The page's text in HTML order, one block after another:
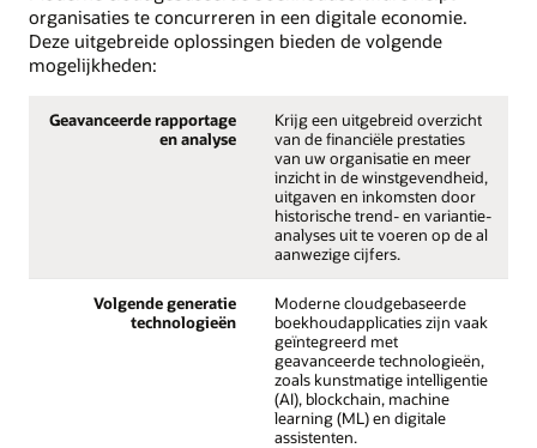
organisaties te concurreren in een digitale economie.
Deze uitgebreide oplossingen bieden de volgende
mogelijkheden:
Geavanceerde rapportage
en analyse
Krijg een uitgebreid overzicht
van de financiële prestaties
van uw organisatie en meer
inzicht in de winstgevendheid,
uitgaven en inkomsten door
historische trend- en variantie-
analyses uit te voeren op de al
aanwezige cijfers.
Volgende generatie
technologieën
Moderne cloudgebaseerde
boekhoudapplicaties zijn vaak
geïntegreerd met
geavanceerde technologieën,
zoals kunstmatige intelligentie
(AI), blockchain, machine
learning (ML) en digitale
assistenten.